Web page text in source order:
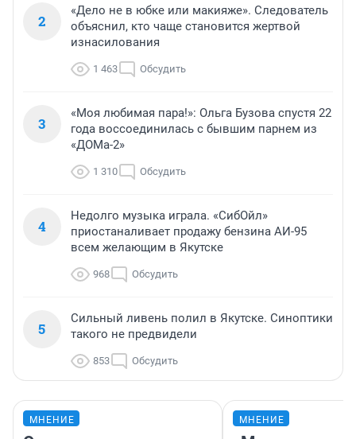
2
«Дело не в юбке или макияже». Следователь
объяснил, кто чаще становится жертвой
изнасилования
1 463 Обсудить
3
«Моя любимая пара!»: Ольга Бузова спустя 22
года воссоединилась с бывшим парнем из
«ДОМа-2»
1 310 Обсудить
4
Недолго музыка играла. «СибОйл»
приостаналивает продажу бензина АИ-95
всем желающим в Якутске
968 Обсудить
5
Сильный ливень полил в Якутске. Синоптики
такого не предвидели
853 Обсудить
МНЕНИЕ МНЕНИЕ